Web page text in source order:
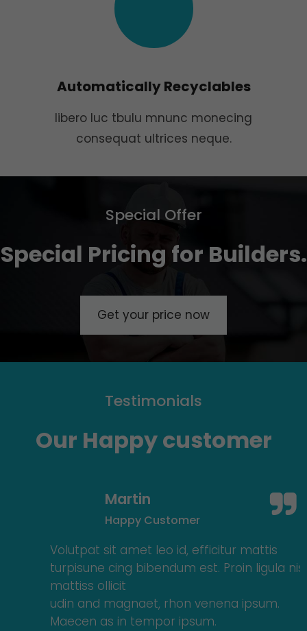
Automatically Recyclables
libero luc tbulu mnunc monecing
consequat ultrices neque.
Special Offer
Special Pricing for Builders.
Get your price now
Testimonials
Our Happy customer
Martin
Happy Customer
Volutpat sit amet leo id, efficitur mattis
turpisune cing bibendum est. Proin ligula nisl,
mattiss ollicit
udin and magnaet, rhon venena ipsum.
Maecen as in tempor ipsum.